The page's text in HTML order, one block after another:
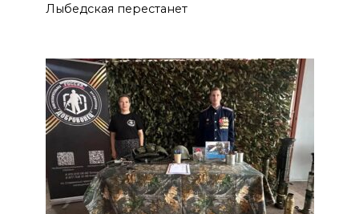
Лыбедская перестанет